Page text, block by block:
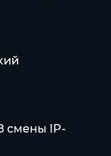
смены IP-